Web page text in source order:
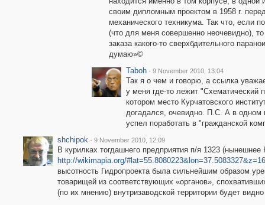
своим дипломным проектом в 1958 г.
механического техникума. Так что, если
(что для меня совершенно неочевидно),
заказа какого-то сверхбдительного
думаю»©
Taboh · 9 November 2010, 13:04
Так я о чем и говорю, а ссылка
у меня где-то лежит "Схематический
котором место Курчатовского
догадался, очевидно. П.С. А в одном
успел поработать в "гражданской
shchipok · 9 November 2010, 12:09
В курилках тогдашнего предприятия п/я 1323
http://wikimapia.org/
высотность Гидропроекта была сильнейшим образом
товарищей из соответствующих «органов»,
(по их мнению) внутризаводской территории будет